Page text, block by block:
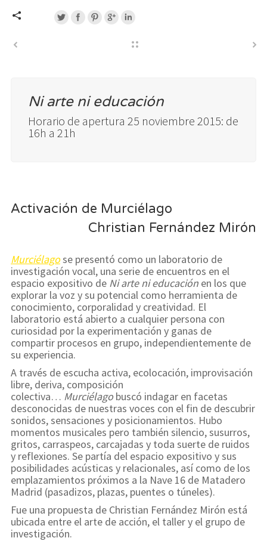
Ni arte ni educación
Horario de apertura 25 noviembre 2015: de
16h a 21h
Activación de Murciélago
Christian Fernández Mirón
Murciélagose presentó como un laboratorio de
investigación vocal, una serie de encuentros en el
espacio expositivo de Ni arte ni educación en los que
explorar la voz y su potencial como herramienta de
conocimiento, corporalidad y creatividad. El
laboratorio está abierto a cualquier persona con
curiosidad por la experimentación y ganas de
compartir procesos en grupo, independientemente de
su experiencia.
A través de escucha activa, ecolocación, improvisación
libre, deriva, composición
colectiva… Murciélagobuscó indagar en facetas
desconocidas de nuestras voces con el fin de descubrir
sonidos, sensaciones y posicionamientos. Hubo
momentos musicales pero también silencio, susurros,
gritos, carraspeos, carcajadas y toda suerte de ruidos
y reflexiones. Se partía del espacio expositivo y sus
posibilidades acústicas y relacionales, así como de los
emplazamientos próximos a la Nave 16 de Matadero
Madrid (pasadizos, plazas, puentes o túneles).
Fue una propuesta de Christian Fernández Mirón está
ubicada entre el arte de acción, el taller y el grupo de
investigación.